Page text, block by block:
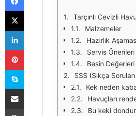
Tarçınlı Cevizli
Malzemeler
Hazırlık
Servis Önerileri
Besin Değerleri
SSS (Sıkça
Kek neden
Havuçları
Bu keki
X
LinkedIn
Pinterest
Skype
E-Posta ile paylaş